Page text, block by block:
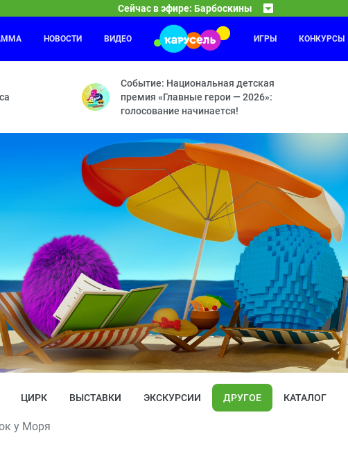
Сейчас в эфире: Барбоскины
Каникулы Светофоровых
НОВОСТИ ВИДЕО ИГРЫ КОНКУРСЫ
Событие: Национальная детская
премия «Главные герои — 2026»:
голосование начинается!
ЦИРК ВЫСТАВКИ ЭКСКУРСИИ ДРУГОЕ КАТАЛОГ
у Моря